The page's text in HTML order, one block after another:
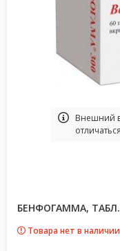
Bнешний
БЕНФОГАММА,
Товара нет в